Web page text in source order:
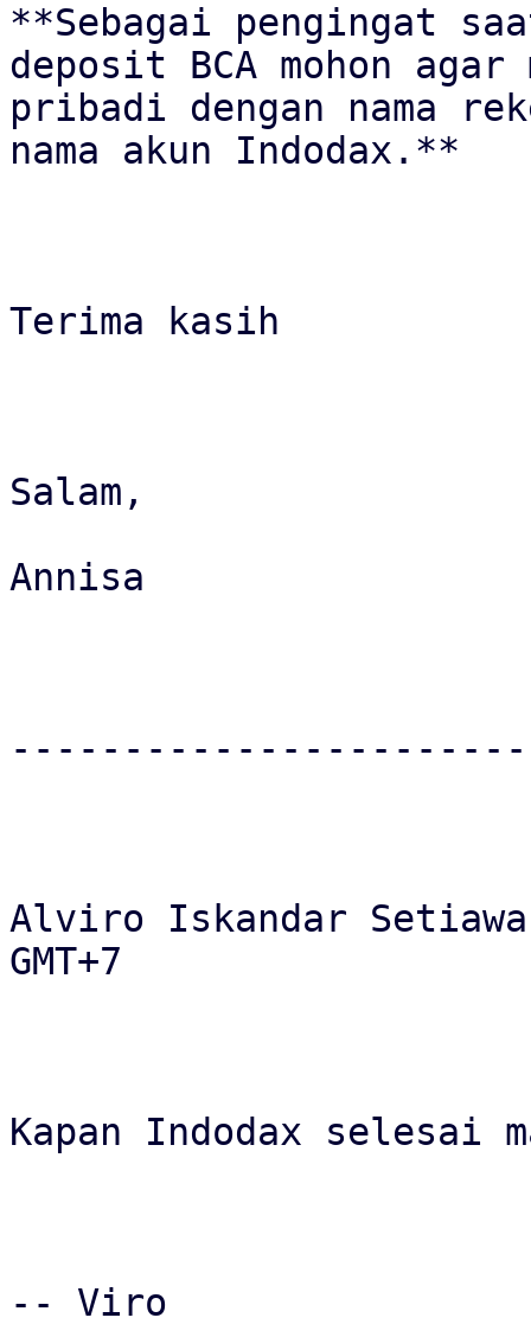
**Sebagai pengingat
deposit BCA mohon agar
pribadi dengan nama
nama akun Indodax.**
Terima kasih
Salam,
Annisa
Alviro Iskandar
GMT+7
Kapan Indodax selesai
-- Viro